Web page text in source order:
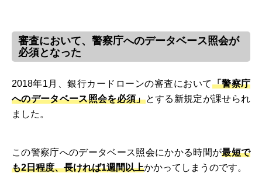
審査において、警察庁へのデータベース照会が
必須となった
2018年1月、銀行カードローンの審査において「警察庁
へのデータベース照会を必須」とする新規定が課せられ
ました。
この警察庁へのデータベース照会にかかる時間が最短で
も2日程度、長ければ1週間以上かかってしまうのです。